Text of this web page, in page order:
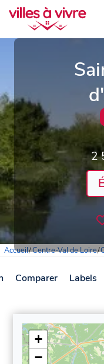
2
Accueil/Centre-Val de Loire/
Comparer Labels
+
−